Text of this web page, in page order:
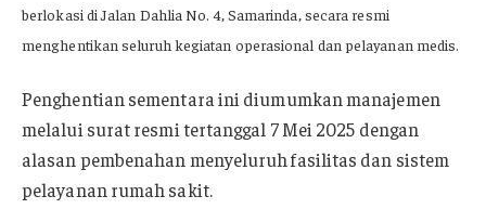
berlokasi di Jalan Dahlia No. 4, Samarinda, secara resmi
menghentikan seluruh kegiatan operasional dan pelayanan medis.
Penghentian sementara ini diumumkan manajemen
melalui surat resmi tertanggal 7 Mei 2025 dengan
alasan pembenahan menyeluruh fasilitas dan sistem
pelayanan rumah sakit.